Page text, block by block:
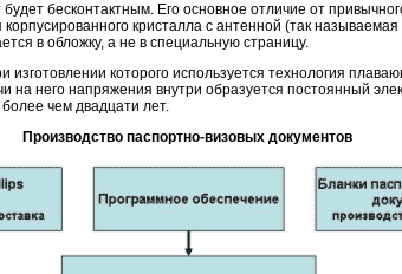
будет бесконтактным. Его основное отличие от
кристалла с антенной (так
в обложку, а не в специальную страницу.
которого используется технология
на него напряжения внутри образуется постоянный
чем двадцати лет.
Производство паспортно-визовых документов